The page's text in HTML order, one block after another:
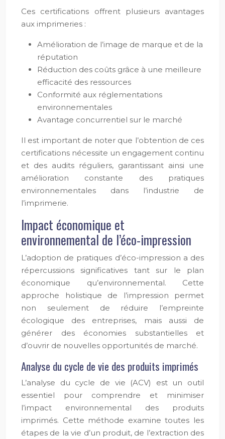
Ces certifications offrent plusieurs avantages
aux imprimeries :
Amélioration de l’image de marque et de la
réputation
Réduction des coûts grâce à une meilleure
efficacité des ressources
Conformité aux réglementations
environnementales
Avantage concurrentiel sur le marché
Il est important de noter que l’obtention de ces
certifications nécessite un engagement continu
et des audits réguliers, garantissant ainsi une
amélioration constante des pratiques
environnementales dans l’industrie de
l’imprimerie.
Impact économique et
environnemental de l’éco-impression
L’adoption de pratiques d’éco-impression a des
répercussions significatives tant sur le plan
économique qu’environnemental. Cette
approche holistique de l’impression permet
non seulement de réduire l’empreinte
écologique des entreprises, mais aussi de
générer des économies substantielles et
d’ouvrir de nouvelles opportunités de marché.
Analyse du cycle de vie des produits imprimés
L’analyse du cycle de vie (ACV) est un outil
essentiel pour comprendre et minimiser
l’impact environnemental des produits
imprimés. Cette méthode examine toutes les
étapes de la vie d’un produit, de l’extraction des